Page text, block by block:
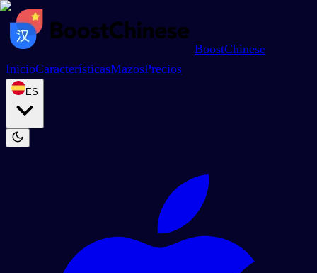
BoostChinese
InicioCaracterísticasMazosPrecios
ES